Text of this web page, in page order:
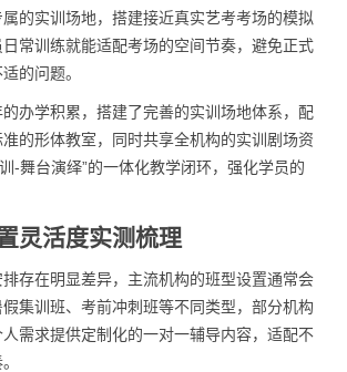
的实训场地，搭建接近真实艺考考场的模拟
常训练就能适配考场的空间节奏，避免正式
的问题。
办学积累，搭建了完善的实训场地体系，配
的形体教室，同时共享全机构的实训剧场资
-舞台演绎”的一体化教学闭环，强化学员的
灵活度实测梳理
存在明显差异，主流机构的班型设置通常会
集训班、考前冲刺班等不同类型，部分机构
需求提供定制化的一对一辅导内容，适配不